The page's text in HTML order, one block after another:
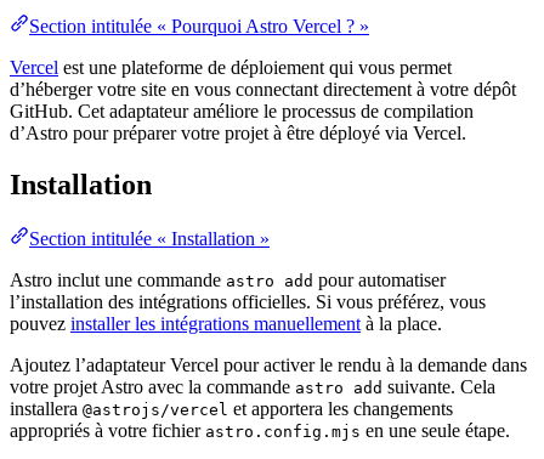
Section intitulée « Pourquoi Astro Vercel ? »
Vercel est une plateforme de déploiement qui vous permet
d’héberger votre site en vous connectant directement à votre dépôt
GitHub. Cet adaptateur améliore le processus de compilation
d’Astro pour préparer votre projet à être déployé via Vercel.
Installation
Section intitulée « Installation »
Astro inclut une commande astro add pour automatiser
l’installation des intégrations officielles. Si vous préférez, vous
pouvez installer les intégrations manuellement à la place.
Ajoutez l’adaptateur Vercel pour activer le rendu à la demande dans
votre projet Astro avec la commande astro add suivante. Cela
installera @astrojs/vercel et apportera les changements
appropriés à votre fichier astro.config.mjs en une seule étape.